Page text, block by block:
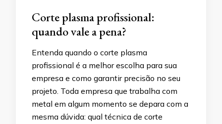
Corte plasma profissional:
quando vale a pena?
Entenda quando o corte plasma
profissional é a melhor escolha para sua
empresa e como garantir precisão no seu
projeto. Toda empresa que trabalha com
metal em algum momento se depara com a
mesma dúvida: qual técnica de corte